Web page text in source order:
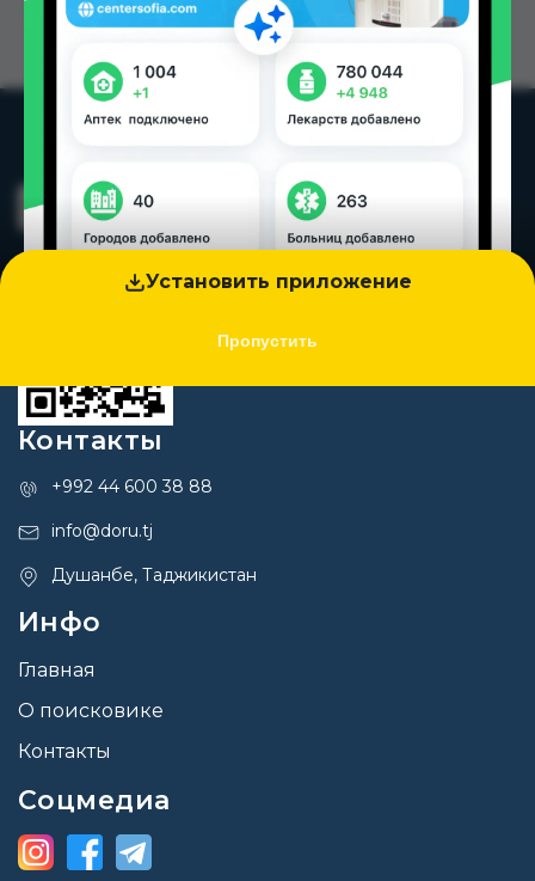
Установить приложение
Пропустить
Контакты
+992 44 600 38 88
info@doru.tj
Душанбе, Таджикистан
Инфо
Главная
О поисковике
Контакты
Соцмедиа